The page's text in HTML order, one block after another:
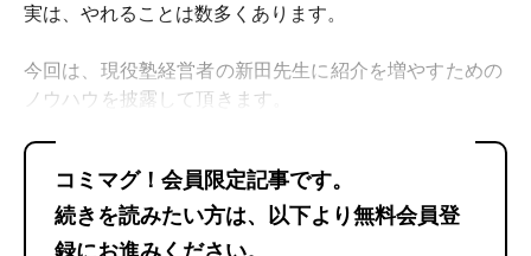
実は、やれることは数多くあります。
今回は、現役塾経営者の新田先生に紹介を増やすための
ノウハウを披露して頂きます。
コミマグ！会員限定記事です。
続きを読みたい方は、以下より無料会員登
録にお進みください。